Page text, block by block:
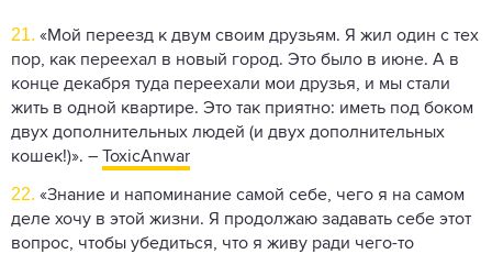
21. «Мой переезд к двум своим друзьям. Я жил один с тех
пор, как переехал в новый город. Это было в июне. А в
конце декабря туда переехали мои друзья, и мы стали
жить в одной квартире. Это так приятно: иметь под боком
двух дополнительных людей (и двух дополнительных
кошек!)». –
ToxicAnwar
22. «Знание и напоминание самой себе, чего я на самом
деле хочу в этой жизни. Я продолжаю задавать себе этот
вопрос, чтобы убедиться, что я живу ради чего-то